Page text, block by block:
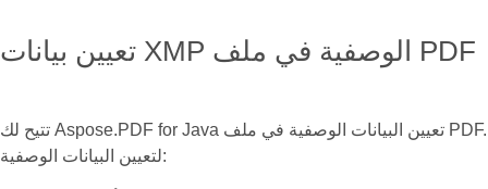
تعيين بيانات XMP الوصفية في ملف PDF
تتيح لك Aspose.PDF for Java تعيين البيانات الوصفية في ملف PDF.
لتعيين البيانات الوصفية: